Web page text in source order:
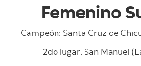
Femenino
Campeón: Santa Cruz de
2do lugar: San Manuel